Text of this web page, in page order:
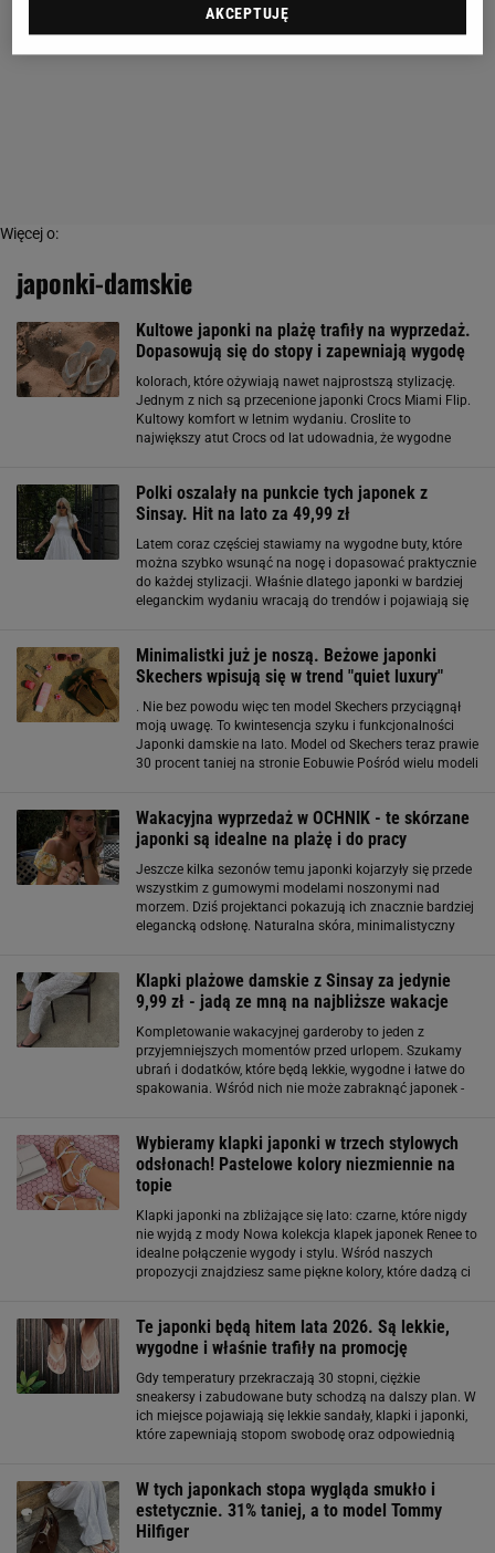
Więcej o:
japonki-damskie
Kultowe japonki na plażę trafiły na wyprzedaż.
Dopasowują się do stopy i zapewniają wygodę
kolorach, które ożywiają nawet najprostszą stylizację.
Jednym z nich są przecenione japonki Crocs Miami Flip.
Kultowy komfort w letnim wydaniu. Croslite to
największy atut Crocs od lat udowadnia, że wygodne
Polki oszalały na punkcie tych japonek z
Sinsay. Hit na lato za 49,99 zł
Latem coraz częściej stawiamy na wygodne buty, które
można szybko wsunąć na nogę i dopasować praktycznie
do każdej stylizacji. Właśnie dlatego japonki w bardziej
eleganckim wydaniu wracają do trendów i pojawiają się
Minimalistki już je noszą. Beżowe japonki
Skechers wpisują się w trend "quiet luxury"
. Nie bez powodu więc ten model Skechers przyciągnął
moją uwagę. To kwintesencja szyku i funkcjonalności
Japonki damskie na lato. Model od Skechers teraz prawie
30 procent taniej na stronie Eobuwie Pośród wielu modeli
Wakacyjna wyprzedaż w OCHNIK - te skórzane
japonki są idealne na plażę i do pracy
Jeszcze kilka sezonów temu japonki kojarzyły się przede
wszystkim z gumowymi modelami noszonymi nad
morzem. Dziś projektanci pokazują ich znacznie bardziej
elegancką odsłonę. Naturalna skóra, minimalistyczny
Klapki plażowe damskie z Sinsay za jedynie
9,99 zł - jadą ze mną na najbliższe wakacje
Kompletowanie wakacyjnej garderoby to jeden z
przyjemniejszych momentów przed urlopem. Szukamy
ubrań i dodatków, które będą lekkie, wygodne i łatwe do
spakowania. Wśród nich nie może zabraknąć japonek -
Wybieramy klapki japonki w trzech stylowych
odsłonach! Pastelowe kolory niezmiennie na
topie
Klapki japonki na zbliżające się lato: czarne, które nigdy
nie wyjdą z mody Nowa kolekcja klapek japonek Renee to
idealne połączenie wygody i stylu. Wśród naszych
propozycji znajdziesz same piękne kolory, które dadzą ci
Te japonki będą hitem lata 2026. Są lekkie,
wygodne i właśnie trafiły na promocję
Gdy temperatury przekraczają 30 stopni, ciężkie
sneakersy i zabudowane buty schodzą na dalszy plan. W
ich miejsce pojawiają się lekkie sandały, klapki i japonki,
które zapewniają stopom swobodę oraz odpowiednią
W tych japonkach stopa wygląda smukło i
estetycznie. 31% taniej, a to model Tommy
Hilfiger
AKCEPTUJĘ